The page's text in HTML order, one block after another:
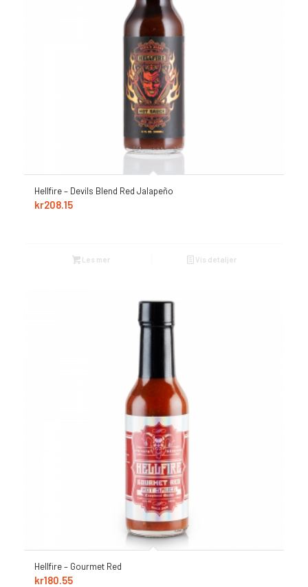
Hellfire – Devils Blend Red Jalapeño
kr208.15
Les mer Vis detaljer
Hellfire – Gourmet Red
kr180.55